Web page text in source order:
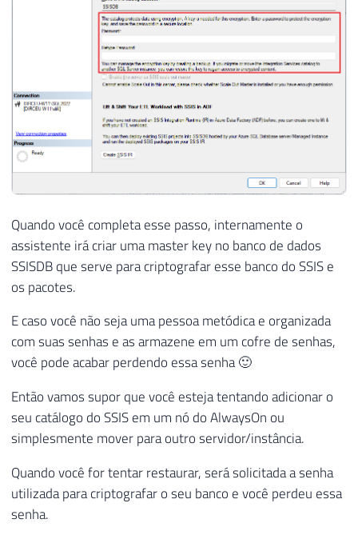
Quando você completa esse passo, internamente o
assistente irá criar uma master key no banco de dados
SSISDB que serve para criptografar esse banco do SSIS e
os pacotes.
E caso você não seja uma pessoa metódica e organizada
com suas senhas e as armazene em um cofre de senhas,
você pode acabar perdendo essa senha 🙂
Então vamos supor que você esteja tentando adicionar o
seu catálogo do SSIS em um nó do AlwaysOn ou
simplesmente mover para outro servidor/instância.
Quando você for tentar restaurar, será solicitada a senha
utilizada para criptografar o seu banco e você perdeu essa
senha.